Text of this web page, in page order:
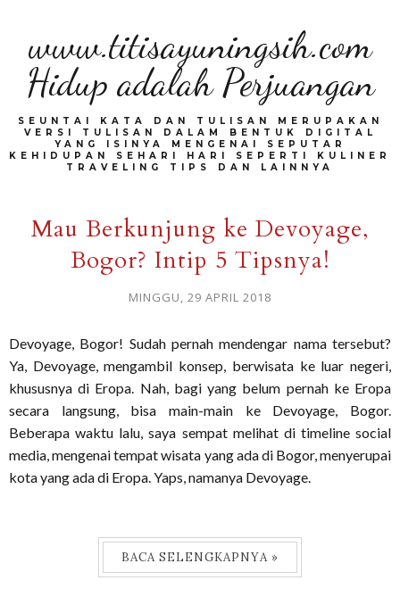
www.titisayuningsih.com
Hidup adalah Perjuangan
SEUNTAI KATA DAN TULISAN MERUPAKAN
VERSI TULISAN DALAM BENTUK DIGITAL
YANG ISINYA MENGENAI SEPUTAR
KEHIDUPAN SEHARI HARI SEPERTI KULINER
TRAVELING TIPS DAN LAINNYA
Mau Berkunjung ke Devoyage,
Bogor? Intip 5 Tipsnya!
MINGGU, 29 APRIL 2018
Devoyage, Bogor! Sudah pernah mendengar nama tersebut?
Ya, Devoyage, mengambil konsep, berwisata ke luar negeri,
khususnya di Eropa. Nah, bagi yang belum pernah ke Eropa
secara langsung, bisa main-main ke Devoyage, Bogor.
Beberapa waktu lalu, saya sempat melihat di timeline social
media, mengenai tempat wisata yang ada di Bogor, menyerupai
kota yang ada di Eropa. Yaps, namanya Devoyage.
BACA SELENGKAPNYA »